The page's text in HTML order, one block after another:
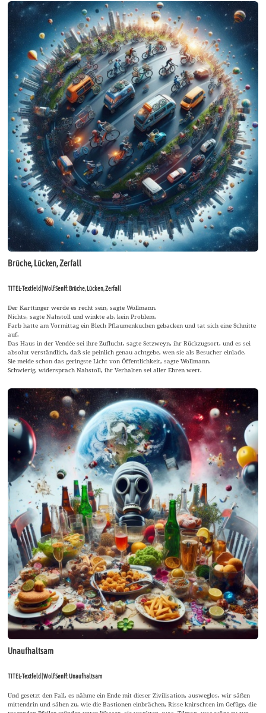
Brüche, Lücken, Zerfall
TITEL-Textfeld | Wolf Senff: Brüche, Lücken, Zerfall
Der Karttinger werde es recht sein, sagte Wollmann.
Nichts, sagte Nahstoll und winkte ab, kein Problem.
Farb hatte am Vormittag ein Blech Pflaumenkuchen gebacken und tat sich eine Schnitte
auf.
Das Haus in der Vendée sei ihre Zuflucht, sagte Setzweyn, ihr Rückzugsort, und es sei
absolut verständlich, daß sie peinlich genau achtgebe, wen sie als Besucher einlade.
Sie meide schon das geringste Licht von Öffentlichkeit, sagte Wollmann.
Schwierig, widersprach Nahstoll, ihr Verhalten sei aller Ehren wert.
Unaufhaltsam
TITEL-Textfeld | Wolf Senff: Unaufhaltsam
Und gesetzt den Fall, es nähme ein Ende mit dieser Zivilisation, ausweglos, wir säßen
mittendrin und sähen zu, wie die Bastionen einbrächen, Risse knirschten im Gefüge, die